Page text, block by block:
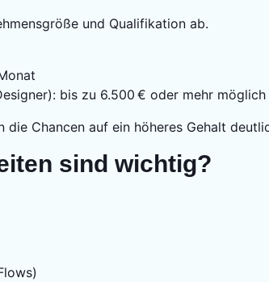
und Qualifikation ab.
bis zu 6.500 € oder mehr möglich
Chancen auf ein höheres Gehalt
sind wichtig?